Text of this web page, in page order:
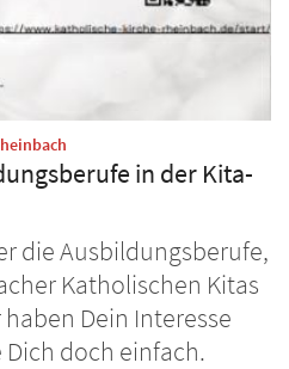
in der Kita-
die Ausbildungsberufe,
Katholischen Kitas
Dein Interesse
doch einfach.